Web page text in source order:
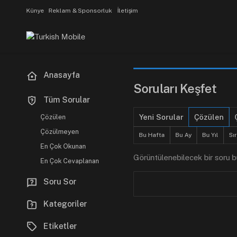
Künye Reklam & Sponsorluk İletişim
Anasayfa
Tüm Sorular
Çözülen
Çözülmeyen
En Çok Okunan
En Çok Cevaplanan
Soru Sor
Kategoriler
Etiketler
Soruları Keşfet
Yeni Sorular Çözülen
Bu Hafta Bu Ay Bu Yıl
Görüntülenebilecek bir soru